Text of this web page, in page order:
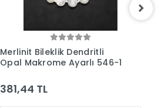
Merlinit Bileklik Dendritli
Opal Makrome Ayarlı 546-1
381,44 TL